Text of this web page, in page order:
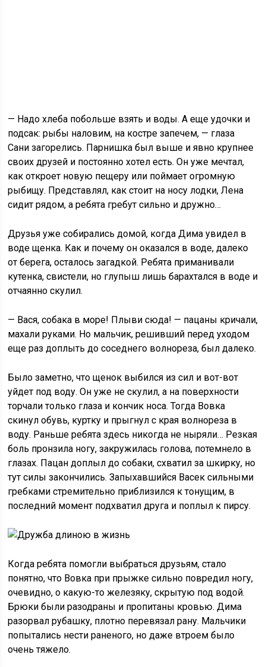
— Надо хлеба побольше взять и воды. А еще удочки и
подсак: рыбы наловим, на костре запечем, — глаза
Сани загорелись. Парнишка был выше и явно крупнее
своих друзей и постоянно хотел есть. Он уже мечтал,
как откроет новую пещеру или поймает огромную
рыбищу. Представлял, как стоит на носу лодки, Лена
сидит рядом, а ребята гребут сильно и дружно…
Друзья уже собирались домой, когда Дима увидел в
воде щенка. Как и почему он оказался в воде, далеко
от берега, осталось загадкой. Ребята приманивали
кутенка, свистели, но глупыш лишь барахтался в воде и
отчаянно скулил.
— Вася, собака в море! Плыви сюда! — пацаны кричали,
махали руками. Но мальчик, решивший перед уходом
еще раз доплыть до соседнего волнореза, был далеко.
Было заметно, что щенок выбился из сил и вот-вот
уйдет под воду. Он уже не скулил, а на поверхности
торчали только глаза и кончик носа. Тогда Вовка
скинул обувь, куртку и прыгнул с края волнореза в
воду. Раньше ребята здесь никогда не ныряли… Резкая
боль пронзила ногу, закружилась голова, потемнело в
глазах. Пацан доплыл до собаки, схватил за шкирку, но
тут силы закончились. Запыхавшийся Васек сильными
гребками стремительно приблизился к тонущим, в
последний момент подхватил друга и поплыл к пирсу.
Когда ребята помогли выбраться друзьям, стало
понятно, что Вовка при прыжке сильно повредил ногу,
очевидно, о какую-то железяку, скрытую под водой.
Брюки были разодраны и пропитаны кровью. Дима
разорвал рубашку, плотно перевязал рану. Мальчики
попытались нести раненого, но даже втроем было
очень тяжело.